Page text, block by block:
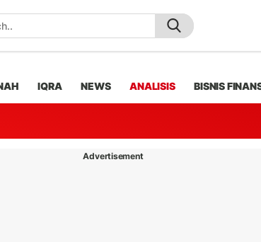
IQRA NEWS ANALISIS BISNIS
Advertisement